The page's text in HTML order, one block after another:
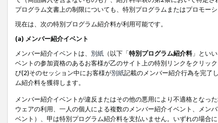
プログラム文書上の制限についても、特別プログラムまたはプロモー
現在は、次の特別プログラム紹介料が利用可能です。
(a) メンバー紹介イベント
メンバー紹介イベントは、 別紙 （以下「特別プログラム紹介料」とい
ベントの参加資格のあるお客様が乙のサイト上の特別リンクをクリッ
び(2)そのセッション中にお客様が別紙記載のメンバー紹介行為を完了
ム紹介料を獲得します。
メンバー紹介イベントが違反またはその他の悪用により不適格となっ
ウェアの利用、一人の個人による複数のメンバー紹介イベント、メン
ベント）、甲は特別プログラム紹介料を支払いません。いずれの場合